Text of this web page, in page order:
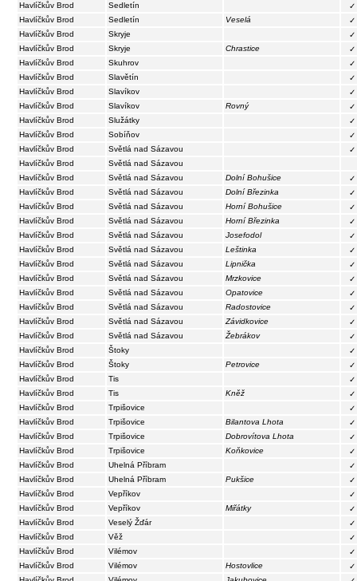
Havlíčkův Brod Sedletín
✓
Havlíčkův Brod
Sedletín Veselá
✓
Havlíčkův Brod
Skryje
✓
Havlíčkův Brod
Skryje Chrastice
✓
Havlíčkův Brod
Skuhrov
✓
Havlíčkův Brod
Slavětín
✓
Havlíčkův Brod
Slavíkov
✓
Havlíčkův Brod
Slavíkov Rovný
✓
Havlíčkův Brod
Služátky
✓
Havlíčkův Brod
Sobíňov
✓
Havlíčkův Brod
Světlá nad Sázavou
✓
Havlíčkův Brod
Světlá nad Sázavou
Havlíčkův Brod
Světlá nad Sázavou Dolní Bohušice
✓
Havlíčkův Brod
Světlá nad Sázavou Dolní Březinka
✓
Havlíčkův Brod
Světlá nad Sázavou Horní Bohušice
✓
Havlíčkův Brod
Světlá nad Sázavou Horní Březinka
✓
Havlíčkův Brod
Světlá nad Sázavou Josefodol
✓
Havlíčkův Brod
Světlá nad Sázavou Leštinka
✓
Havlíčkův Brod
Světlá nad Sázavou Lipnička
✓
Havlíčkův Brod
Světlá nad Sázavou Mrzkovice
✓
Havlíčkův Brod
Světlá nad Sázavou Opatovice
✓
Havlíčkův Brod
Světlá nad Sázavou Radostovice
✓
Havlíčkův Brod
Světlá nad Sázavou Závidkovice
✓
Havlíčkův Brod
Světlá nad Sázavou Žebrákov
✓
Havlíčkův Brod
Štoky
✓
Havlíčkův Brod
Štoky Petrovice
✓
Havlíčkův Brod
Tis
✓
Havlíčkův Brod
Tis Kněž
✓
Havlíčkův Brod
Trpišovice
✓
Havlíčkův Brod
Trpišovice Bilantova Lhota
✓
Havlíčkův Brod
Trpišovice Dobrovítova Lhota
✓
Havlíčkův Brod
Trpišovice Koňkovice
✓
Havlíčkův Brod
Uhelná Příbram
✓
Havlíčkův Brod
Uhelná Příbram Pukšice
✓
Havlíčkův Brod
Vepříkov
✓
Havlíčkův Brod
Vepříkov Miřátky
✓
Havlíčkův Brod
Veselý Žďár
✓
Havlíčkův Brod
Věž
✓
Havlíčkův Brod
Vilémov
✓
Havlíčkův Brod
Vilémov Hostovlice
✓